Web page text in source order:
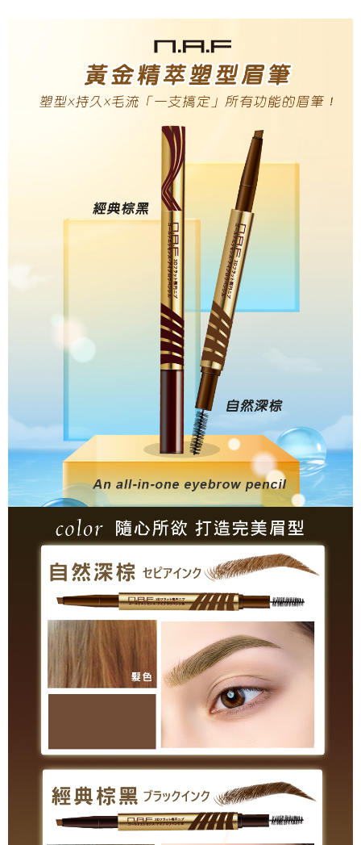
AFTEE先享後付
【關於「AFTEE先享後付」】
１．簡單：不需註冊會員、不需綁卡、不需儲值。
２．便利：只要手機號碼，簡訊認證，即可結帳。
３．安心：先確認商品／服務後，再付款。
【「AFTEE先享後付」結帳流程】
１．於結帳方式選擇「AFTEE先享後付」後，將跳轉至「AFTEE先享後付」
結帳頁面，進行簡訊認證並確認金額後，即可完成結帳。
２．訂單成立數日內，您將收到繳費通知簡訊。
３．收到繳費通知簡訊後14天內，點擊此簡訊中的連結，可透過四大超商／
ATM／網路銀行／等多元方式進行付款，方視為交易完成。
※ 請注意：結帳手續完成當下不需立刻繳費，但若您需要取消訂單，請聯絡
購買商品的店家。未經商家同意取消之訂單仍視為有效，需透過AFTEE先享
後付繳納相關費用。
※ 交易是否成功請以「AFTEE先享後付 」之結帳頁面顯示為準，若有關於
是否繳費成功／繳費後需取消欲退款等相關疑問，請聯繫「AFTEE先享後付
https://netprotections.freshdesk.com/support/home
１．透過由恩沛科技股份有限公司提供之「AFTEE先享後付」服務完成之交
易，需依本服務之必要範圍內提供個人資料，並將交易相關給付款項請求債
權轉讓予恩沛科技股份有限公司。
２．關於個人資料處理事宜，請瀏覽以下網址：
https://aftee.tw/terms/#terms3
３．未成年的使用者請事先徵得法定代理人或監護人之同意方可使用
「AFTEE先享後付」，若未經同意申辦者引起之損失，本公司不負相關責
４．使用「AFTEE先享後付」時，將依據個別帳號之用戶狀況，依本公司即
時審查核予不同之上限額度；若仍有額度不足之情形，本公司將視審查結果
５．嚴禁一人註冊多個帳號或使用他人資訊註冊。若發現惡意使用之情形，
恩沛科技股份有限公司將有權停止該用戶之使用額度並採取法律行動。
每筆NT$80，滿NT$999(含以上)免運費
每筆NT$80，滿NT$999(含以上)免運費
每筆NT$80，滿NT$999(含以上)免運費
每筆NT$80，滿NT$999(含以上)免運費
每筆NT$90，滿NT$999(含以上)免運費